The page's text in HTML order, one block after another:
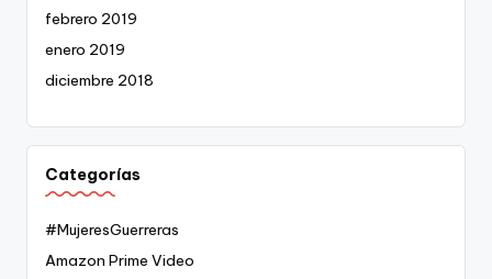
febrero 2019
enero 2019
diciembre 2018
Categorías
#MujeresGuerreras
Amazon Prime Video